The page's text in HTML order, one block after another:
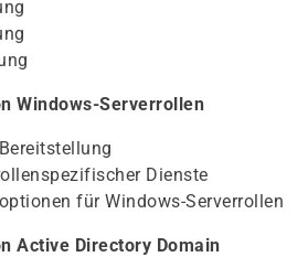
Windows-Serverrollen
Dienste
für Windows-Serverrollen
Active Directory Domain